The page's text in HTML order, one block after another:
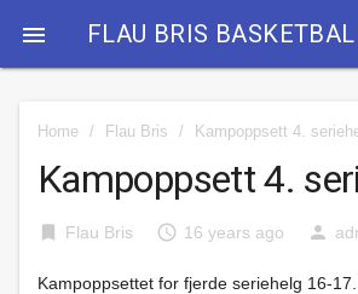
 FLAU BRIS
Home / Flau Bris / Kampoppsett 4.
Kampoppsett 4.
bookmark Flau Bris access_time 16 years ago person
Kampoppsettet for fjerde seriehelg 16-